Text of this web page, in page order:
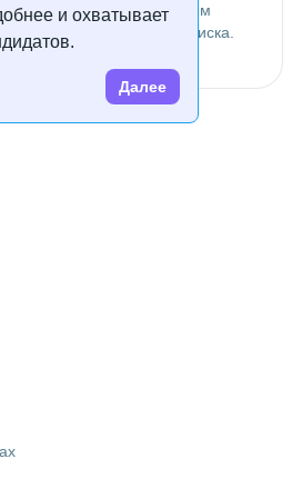
и охватывает
Далее
специалистов по заданным
изменить условия поиска.